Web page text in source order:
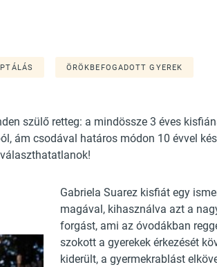
ÖRÖKBEFOGADOTT GYEREK
szülő retteg: a mindössze 3 éves
ám csodával határos módon 10 évvel
Gabriela Suarez kisfiát egy
magával, kihasználva azt a
forgást, ami az óvodákban
szokott a gyerekek érkezését
kiderült, a gyermekrablást